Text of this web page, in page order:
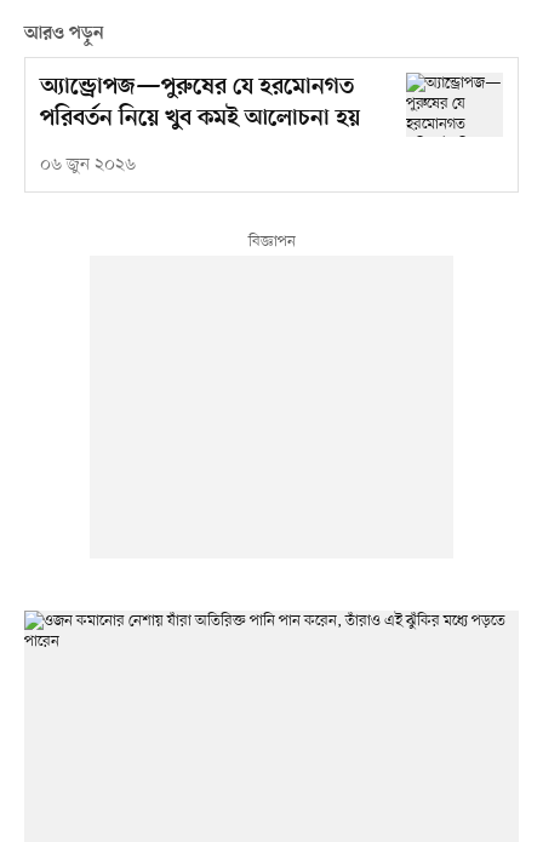
আরও পড়ুন
অ্যান্ড্রোপজ—পুরুষের যে হরমোনগত
পরিবর্তন নিয়ে খুব কমই আলোচনা হয়
০৬ জুন ২০২৬